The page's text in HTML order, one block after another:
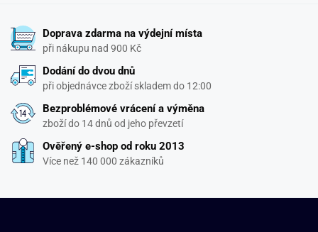
Doprava zdarma na výdejní místa
při nákupu nad 900 Kč
Dodání do dvou dnů
při objednávce zboží skladem do 12:00
Bezproblémové vrácení a výměna
zboží do 14 dnů od jeho převzetí
Ověřený e-shop od roku 2013
Více než 140 000 zákazníků